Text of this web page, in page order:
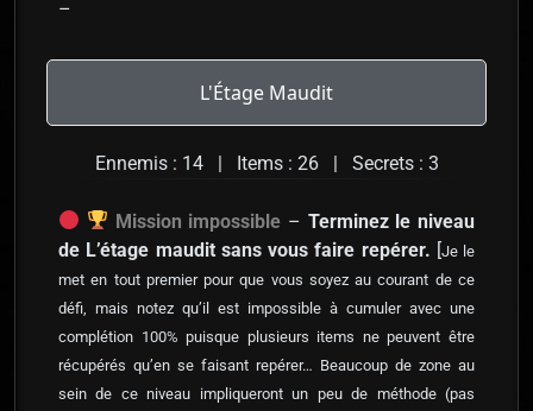
–
L'Étage Maudit
Ennemis : 14 | Items : 26 | Secrets : 3
Mission impossible – Terminez le niveau
de L’étage maudit sans vous faire repérer. [Je le
met en tout premier pour que vous soyez au courant de ce
défi, mais notez qu’il est impossible à cumuler avec une
complétion 100% puisque plusieurs items ne peuvent être
récupérés qu’en se faisant repérer… Beaucoup de zone au
sein de ce niveau impliqueront un peu de méthode (pas